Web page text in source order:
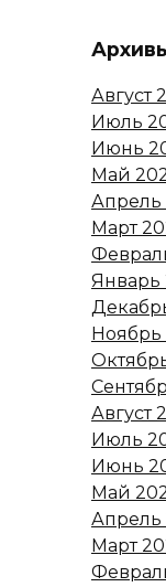
Август
Июль
Июнь
Май
Апрель
Март
Январь
Ноябрь
Август
Июль
Июнь
Май
Апрель
Март